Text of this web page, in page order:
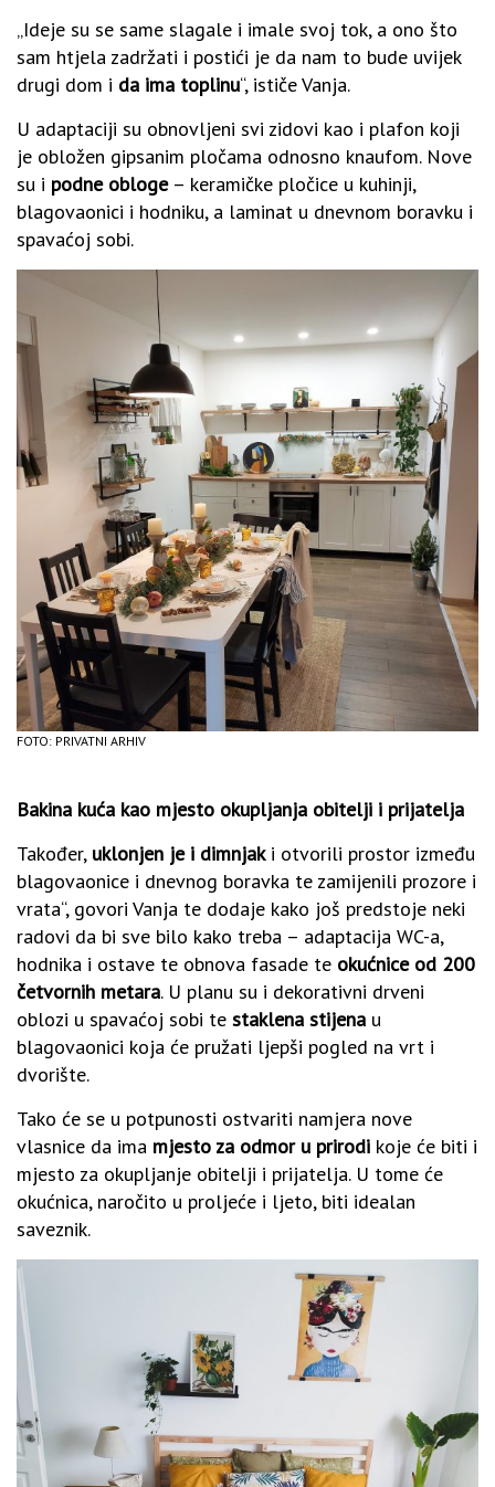
„Ideje su se same slagale i imale svoj tok, a ono što
sam htjela zadržati i postići je da nam to bude uvijek
drugi dom i da ima toplinu“, ističe Vanja.
U adaptaciji su obnovljeni svi zidovi kao i plafon koji
je obložen gipsanim pločama odnosno knaufom. Nove
su i podne obloge– keramičke pločice u kuhinji,
blagovaonici i hodniku, a laminat u dnevnom boravku i
spavaćoj sobi.
FOTO: PRIVATNI ARHIV
Bakina kuća kao mjesto okupljanja obitelji i prijatelja
Također, uklonjen je i dimnjaki otvorili prostor između
blagovaonice i dnevnog boravka te zamijenili prozore i
vrata“, govori Vanja te dodaje kako još predstoje neki
radovi da bi sve bilo kako treba – adaptacija WC-a,
hodnika i ostave te obnova fasade te okućnice od 200
četvornih metara. U planu su i dekorativni drveni
oblozi u spavaćoj sobi te staklena stijena u
blagovaonici koja će pružati ljepši pogled na vrt i
dvorište.
Tako će se u potpunosti ostvariti namjera nove
vlasnice da ima mjesto za odmor u prirodi koje će biti i
mjesto za okupljanje obitelji i prijatelja. U tome će
okućnica, naročito u proljeće i ljeto, biti idealan
saveznik.